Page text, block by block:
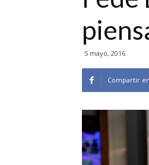
5 mayo, 2016
Compartir